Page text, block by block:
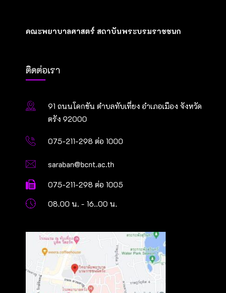
คณะพยาบาลศาสตร์ สถาบันพระบรมราชชนก
ติดต่อเรา
91 ถนนโคกขัน ตำบลทับเที่ยง อำเภอเมือง จังหวัด
ตรัง 92000
075-211-298 ต่อ 1000
saraban@bcnt.ac.th
075-211-298 ต่อ 1005
08.00 น. - 16..00 น.